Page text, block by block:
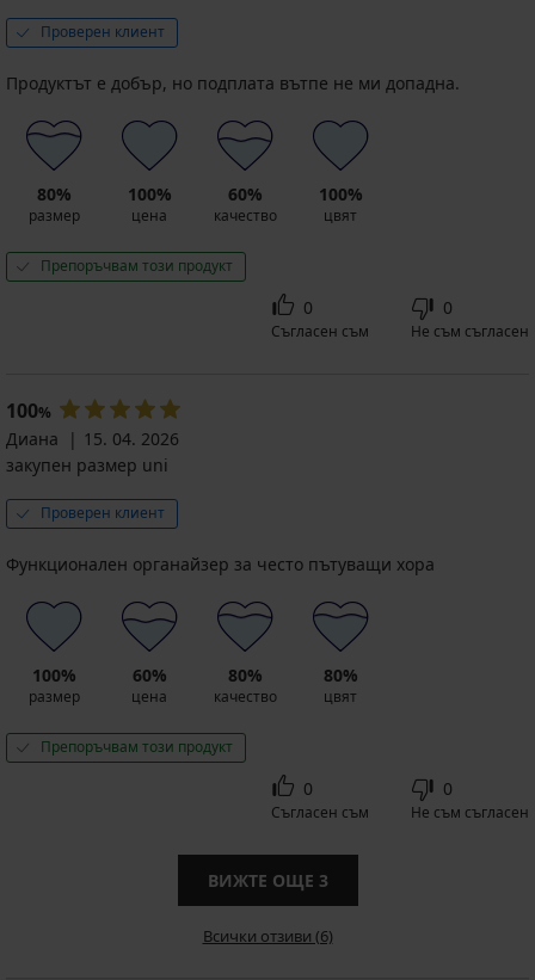
Проверен клиент
Продуктът е добър, но подплата вътпе не ми допадна.
80%
размер
100%
цена
60%
качество
100%
цвят
Препоръчвам този продукт
0
Съгласен съм
0
Не съм съгласен
100%
Диана
15. 04. 2026
закупен размер uni
Проверен клиент
Функционален органайзер за често пътуващи хора
100%
размер
60%
цена
80%
качество
80%
цвят
Препоръчвам този продукт
0
Съгласен съм
0
Не съм съгласен
ВИЖТЕ ОЩЕ 3
Всички отзиви (6)